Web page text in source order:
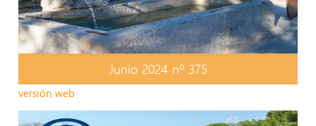
Junio 2024 nº 375
versión web